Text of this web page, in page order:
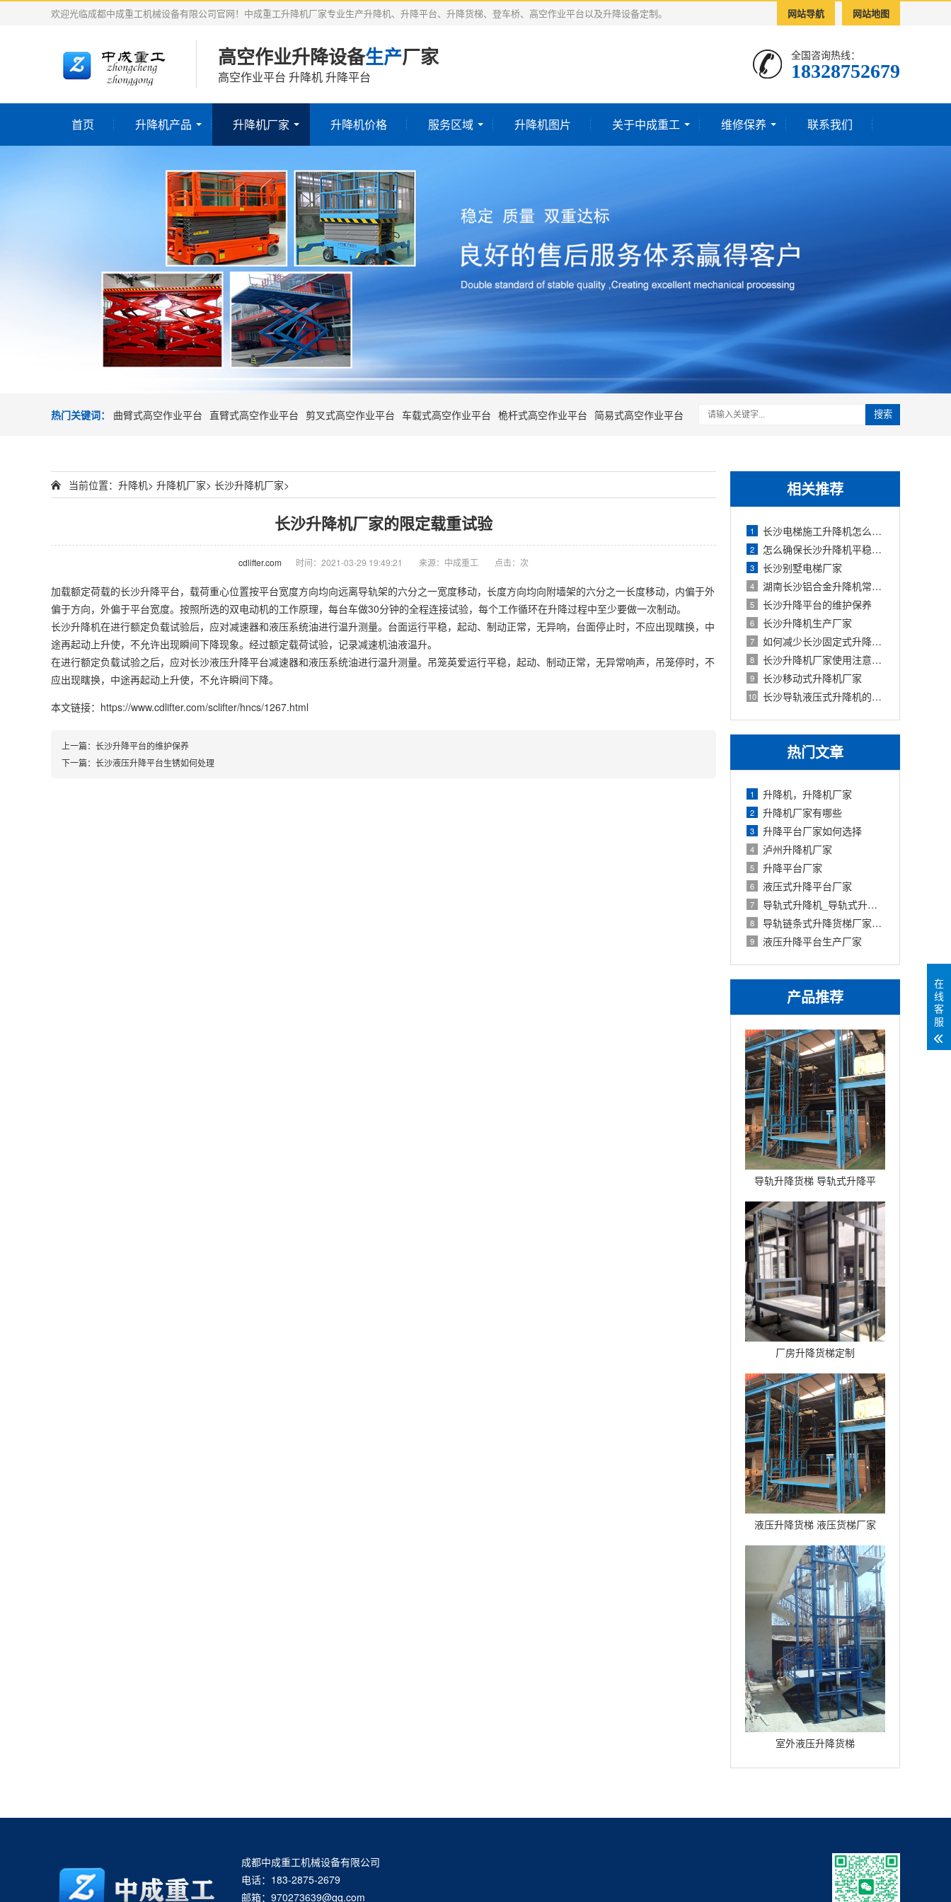
网站导航 网站地图
欢迎光临成都中成重工机械设备有限公司官网！中成重工升降机厂家专业生产升降机、升降平台、升降货梯、登车桥、高空作业平台以及升降设备定制。
高空作业升降设备生产厂家
高空作业平台 升降机 升降平台
全国咨询热线：
18328752679‬
首页 升降机产品 升降机厂家 升降机价格 服务区域 升降机图片 关于中成重工 维修保养 联系我们
热门关键词： 曲臂式高空作业平台 直臂式高空作业平台 剪叉式高空作业平台 车载式高空作业平台 桅杆式高空作业平台 简易式高空作业平台 搜索
相关推荐
1 长沙电梯施工升降机怎么选？
2 怎么确保长沙升降机平稳升降
3 长沙别墅电梯厂家
4 湖南长沙铝合金升降机常见问题解答
5 长沙升降平台的维护保养
6 长沙升降机生产厂家
7 如何减少长沙固定式升降机使用中的故障
8 长沙升降机厂家使用注意事项
9 长沙移动式升降机厂家
10 长沙导轨液压式升降机的特点及应用
热门文章
1 升降机，升降机厂家
2 升降机厂家有哪些
3 升降平台厂家如何选择
4 泸州升降机厂家
5 升降平台厂家
6 液压式升降平台厂家
7 导轨式升降机_导轨式升降平台厂家
8 导轨链条式升降货梯厂家定制
9 液压升降平台生产厂家
产品推荐
导轨升降货梯 导轨式升降平
台
厂房升降货梯定制
液压升降货梯 液压货梯厂家
室外液压升降货梯
当前位置： 升降机> 升降机厂家> 长沙升降机厂家>
长沙升降机厂家的限定载重试验
cdlifter.com 时间：2021-03-29 19:49:21 来源：中成重工 点击： 次
加载额定荷载的长沙升降平台，载荷重心位置按平台宽度方向均向远离导轨架的六分之一宽度移动，长度方向均向附墙架的六分之一长度移动，内偏于外
偏于方向，外偏于平台宽度。按照所选的双电动机的工作原理，每台车做30分钟的全程连接试验，每个工作循环在升降过程中至少要做一次制动。
长沙升降机在进行额定负载试验后，应对减速器和液压系统油进行温升测量。台面运行平稳，起动、制动正常，无异响，台面停止时，不应出现瞎换，中
途再起动上升使，不允许出现瞬间下降现象。经过额定载荷试验，记录减速机油液温升。
在进行额定负载试验之后，应对长沙液压升降平台减速器和液压系统油进行温升测量。吊笼英爱运行平稳，起动、制动正常，无异常响声，吊笼停时，不
应出现瞎换，中途再起动上升使，不允许瞬间下降。
本文链接：https://www.cdlifter.com/sclifter/hncs/1267.html
上一篇： 长沙升降平台的维护保养
下一篇： 长沙液压升降平台生锈如何处理
成都中成重工机械设备有限公司
电话：183-2875-2679
邮箱：970273639@qq.com
在
线
客
服